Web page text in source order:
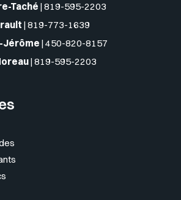
Taché | 819-595-2203
| 819-773-1639
Jérôme | 450-820-8157
| 819-595-2203